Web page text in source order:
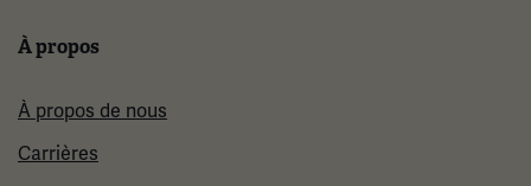
À propos
À propos de nous
Carrières